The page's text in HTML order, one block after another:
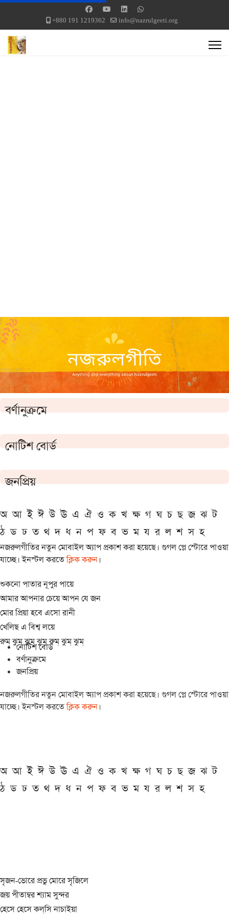
+880 191 1219362 info@nazrulgeeti.org
বর্ণানুক্রমে
নোটিশ বোর্ড
জনপ্রিয়
অ আ ই ঈ উ ঊ এ ঐ ও ক খ ক্ষ গ ঘ চ ছ জ ঝ ট
ঠ ড ঢ ত থ দ ধ ন প ফ ব ভ ম য র ল শ স হ
নজরুলগীতির নতুন মোবাইল অ্যাপ প্রকাশ করা হয়েছে। গুগল প্লে স্টোরে পাওয়া
যাচ্ছে। ইনস্টল করতেক্লিক করুন।
শুকনো পাতার নূপুর পায়ে
আমার আপনার চেয়ে আপন যে জন
মোর প্রিয়া হবে এসো রানী
খেলিছ এ বিশ্ব লয়ে
রুম্ ঝুম্ ঝুম্ ঝুম্ রুম্ ঝুম্ ঝুম্
নোটিশ বোর্ড
বর্ণানুক্রমে
জনপ্রিয়
নজরুলগীতির নতুন মোবাইল অ্যাপ প্রকাশ করা হয়েছে। গুগল প্লে স্টোরে পাওয়া
যাচ্ছে। ইনস্টল করতেক্লিক করুন।
অ আ ই ঈ উ ঊ এ ঐ ও ক খ ক্ষ গ ঘ চ ছ জ ঝ ট
ঠ ড ঢ ত থ দ ধ ন প ফ ব ভ ম য র ল শ স হ
সৃজন-ভোরে প্রভু মোরে সৃজিলে
জয় পীতাম্বর শ্যাম সুন্দর
হেসে হেসে কল্‌সি নাচাইয়া